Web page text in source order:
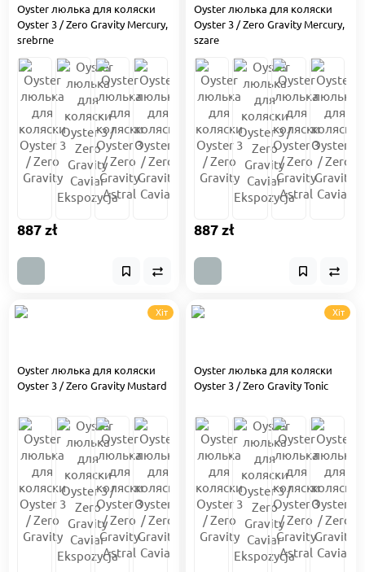
Oyster люлька для коляски
Oyster 3 / Zero Gravity Mercury,
srebrne
887 zł
Oyster люлька для коляски
Oyster 3 / Zero Gravity Mercury,
szare
887 zł
Хіт
Oyster люлька для коляски
Oyster 3 / Zero Gravity Mustard
Хіт
Oyster люлька для коляски
Oyster 3 / Zero Gravity Tonic